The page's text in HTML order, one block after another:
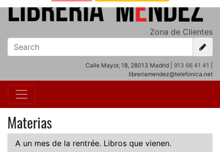
Zona de Clientes
Calle Mayor, 18, 28013 Madrid | 913 66 41 41
libreriamendez@telefonica.net
Materias
A un mes de la rentrée. Libros que vienen.